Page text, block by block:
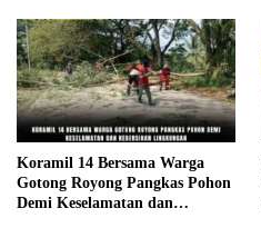
Koramil 14 Bersama Warga
Gotong Royong Pangkas Pohon
Demi Keselamatan dan